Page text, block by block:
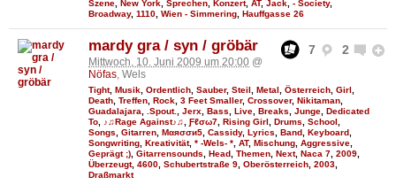
Szene New York Sprechen Konzert, AT, Jack - Society,
Broadway, 1110 Wien - Simmering Hauffgasse 26
7 2
mardy gra / syn / gröbär
Mittwoch, 10. Juni 2009 um 20:00 @
Nöfas, Wels
Tight, Musik Ordentlich Sauber, Steil Metal Österreich Girl
Death Treffen Rock 3 Feet Smaller, Crossover, Nikitaman
Guadalajara
.Spout. Jerx Bass Live Breaks Junge Dedicated
To
♪♫Rage Against♪♫ Ƒℓσω7 Rising Girl Drums School
Songs
Gitarren Мαяσσи5 Cassidy, Lyrics Band Keyboard
Songwriting Kreativität, * -Wels- * AT, Mischung Aggressive
Geprägt ;) Gitarrensounds Head Themen Next, Naca 7 2009
Überzeugt, 4600 Schubertstraße 9 Oberösterreich 2003
Draßmarkt